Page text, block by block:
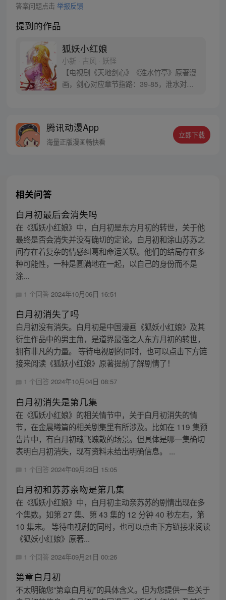
答案问题点击 举报反馈
提到的作品
狐妖小红娘
小新 · 古风 · 妖怪
【电视剧《天地剑心》《淮水竹亭》原著漫
画，剑心对应章节指路：39-85，淮水对应
腾讯动漫App
海量正版漫画畅快看
立即下载
相关问答
白月初最后会消失吗
在《狐妖小红娘》中，白月初是东方月初的转世，关于他
最终是否会消失并没有确切的定论。白月初和涂山苏苏之
间存在着复杂的情感纠葛和命运关联。他们的结局存在多
种可能性，一种是圆满地在一起，以自己的身份而不是
涂...
1 个回答 2024年10月06日 16:51
白月初消失了吗
白月初没有消失。白月初是中国漫画《狐妖小红娘》及其
衍生作品中的男主角，是道界最强之人东方月初的转世，
拥有非凡的力量。 等待电视剧的同时，也可以点击下方链
接来阅读《狐妖小红娘》原著提前了解剧情了！
1 个回答 2024年10月04日 08:57
白月初消失是第几集
在《狐妖小红娘》的相关情节中，关于白月初消失的情
节，在金晨曦篇的相关剧集里有所涉及。比如在 119 集预
告片中，有白月初魂飞魄散的场景。但具体是哪一集确切
表明白月初消失，现有资料未给出明确信息。 ...
1 个回答 2024年09月23日 15:05
白月初和苏苏亲吻是第几集
在《狐妖小红娘》中，白月初主动亲苏苏的剧情出现在多
个集数。如第 27 集、第 43 集的 12 分钟 40 秒左右，第
10 集末。 等待电视剧的同时，也可以点击下方链接来阅读
《狐妖小红娘》原著...
1 个回答 2024年09月21日 00:26
第章白月初
不太明确您“第章白月初”的具体含义。但为您提供一些关于